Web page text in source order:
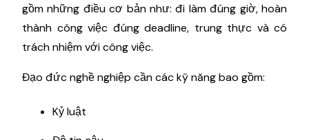
gồm những điều cơ bản như: đi làm đúng giờ, hoàn
thành công việc đúng deadline, trung thực và có
trách nhiệm với công việc.
Đạo đức nghề nghiệp cần các kỹ năng bao gồm:
Kỷ luật